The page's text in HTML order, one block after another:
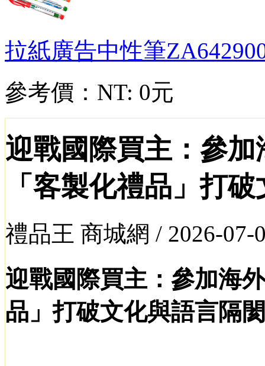
拉紙廣告中性筆
參考價： NT: 0元
迎戰國際買主：參
「客製化禮品」打
禮品王 商城網 / 2026-07-
迎戰國際買主：參加海
品」打破文化與語言隔